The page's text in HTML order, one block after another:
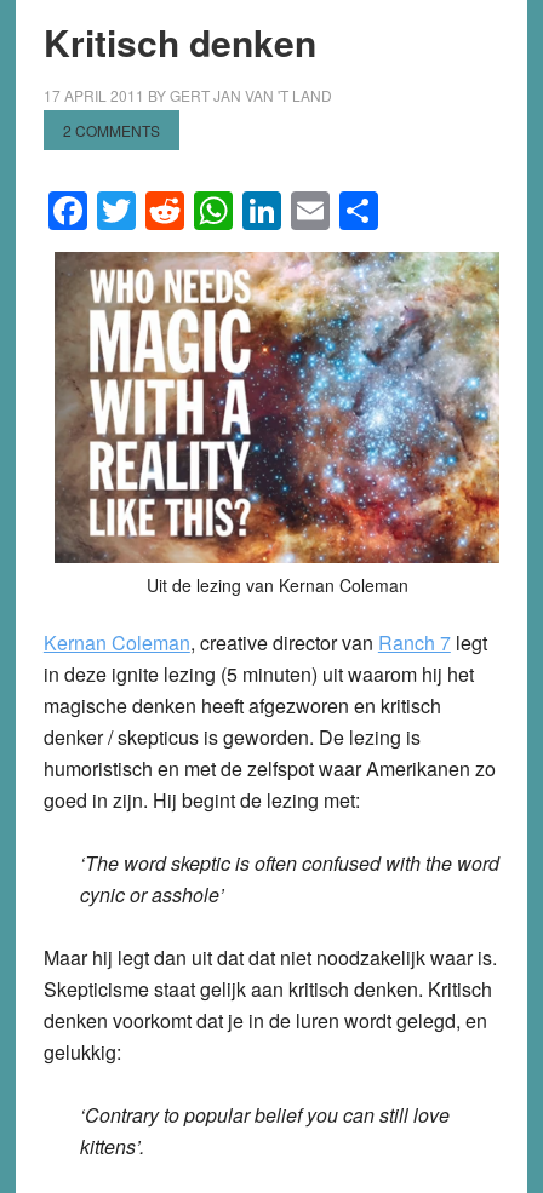
Kritisch denken
17 APRIL 2011 BYGERT JAN VAN 'T LAND
2 COMMENTS
Facebook
Twitter
Reddit
WhatsApp
LinkedIn
EmailShare
Uit de lezing van Kernan Coleman
Kernan Coleman, creative director van Ranch 7legt
in deze ignite lezing (5 minuten) uit waarom hij het
magische denken heeft afgezworen en kritisch
denker / skepticus is geworden. De lezing is
humoristisch en met de zelfspot waar Amerikanen zo
goed in zijn. Hij begint de lezing met:
‘The word skeptic is often confused with the word
cynic or asshole’
Maar hij legt dan uit dat dat niet noodzakelijk waar is.
Skepticisme staat gelijk aan kritisch denken. Kritisch
denken voorkomt dat je in de luren wordt gelegd, en
gelukkig:
‘Contrary to popular belief you can still love
kittens’.